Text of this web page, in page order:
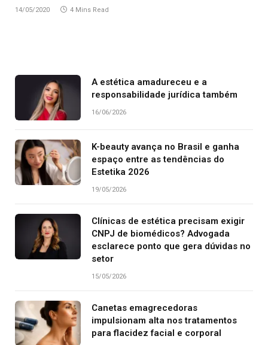
14/05/2020 4 Mins Read
A estética amadureceu e a
responsabilidade jurídica também
16/06/2026
K-beauty avança no Brasil e ganha
espaço entre as tendências do
Estetika 2026
19/05/2026
Clínicas de estética precisam exigir
CNPJ de biomédicos? Advogada
esclarece ponto que gera dúvidas no
setor
15/05/2026
Canetas emagrecedoras
impulsionam alta nos tratamentos
para flacidez facial e corporal